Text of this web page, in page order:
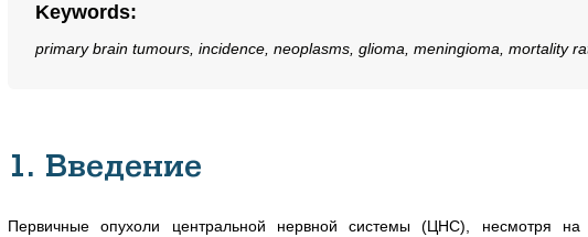
Keywords:
primary brain tumours, incidence, neoplasms, glioma, meningioma, mortality
1. Введение
Первичные опухоли центральной нервной системы (ЦНС), несмотря на